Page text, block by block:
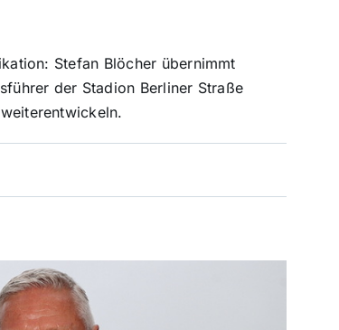
Stefan Blöcher übernimmt
der Stadion Berliner Straße